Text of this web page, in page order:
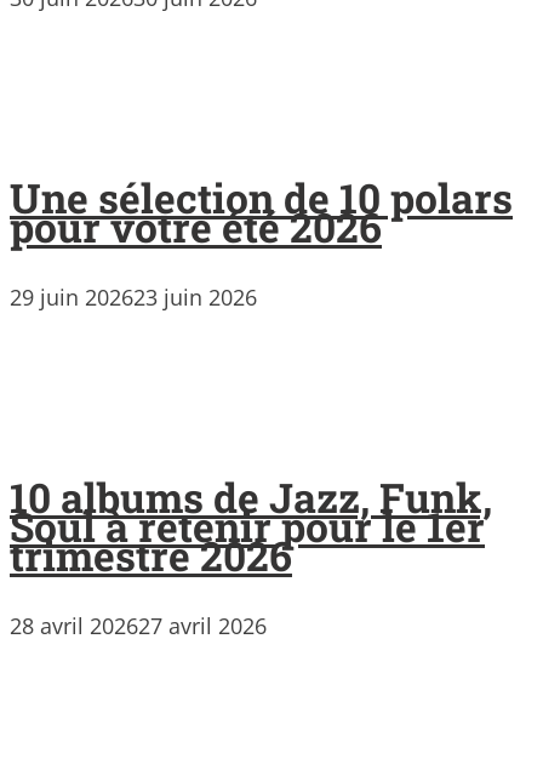
Une sélection de 10 polars
pour votre été 2026
29 juin 202623 juin 2026
10 albums de Jazz, Funk,
Soul à retenir pour le 1er
trimestre 2026
28 avril 202627 avril 2026